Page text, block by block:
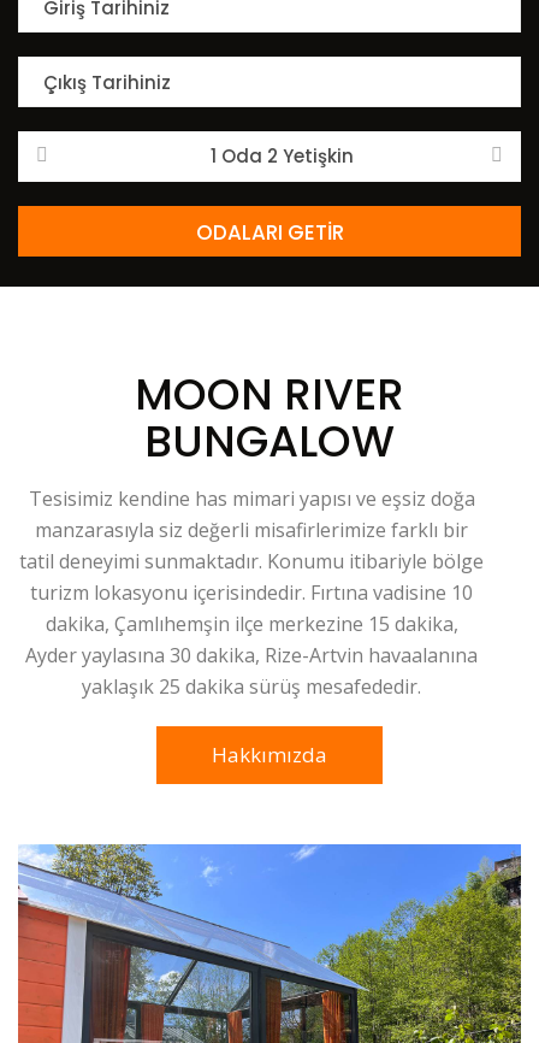
1 Oda 2 Yetişkin
ODALARI GETİR
MOON RIVER
BUNGALOW
Tesisimiz kendine has mimari yapısı ve eşsiz doğa
manzarasıyla siz değerli misafirlerimize farklı bir
tatil deneyimi sunmaktadır. Konumu itibariyle bölge
turizm lokasyonu içerisindedir. Fırtına vadisine 10
dakika, Çamlıhemşin ilçe merkezine 15 dakika,
Ayder yaylasına 30 dakika, Rize-Artvin havaalanına
yaklaşık 25 dakika sürüş mesafededir.
Hakkımızda